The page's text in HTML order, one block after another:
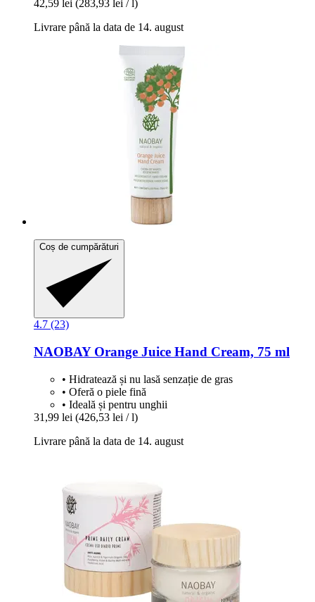
42,59 lei (283,93 lei / l)
Livrare până la data de 14. august
Coș de cumpărături
4.7 (23)
NAOBAYOrange Juice Hand Cream, 75 ml
• Hidratează și nu lasă senzație de gras
• Oferă o piele fină
• Ideală și pentru unghii
31,99 lei (426,53 lei / l)
Livrare până la data de 14. august